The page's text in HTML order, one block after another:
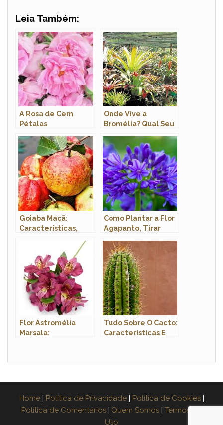
Leia Também:
A Rosa de Cem
Pétalas
Onde Vive a
Bromélia? Qual Seu
Goiaba Maçã:
Características,
Como Plantar a Flor
Agapanto, Tirar
Flor Astromélia
Marsala:
Tudo Sobre O Cacto:
Características E
Home | Política de Privacidade | Política de Cookies |
Política de Comentários | Quem Somos | Termos de
Uso